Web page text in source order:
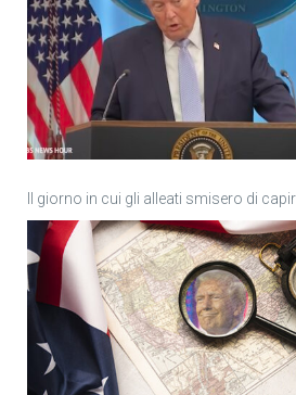
Il giorno in cui gli alleati smisero di